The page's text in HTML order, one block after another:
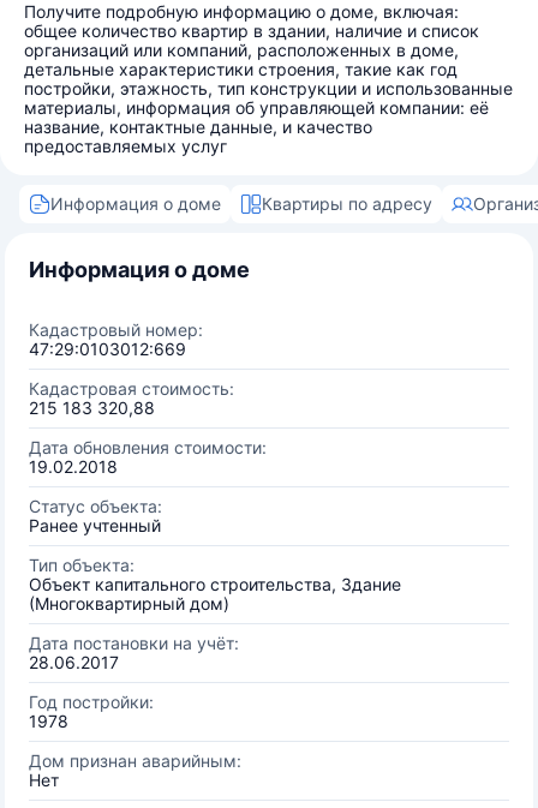
Получите подробную информацию о доме, включая:
общее количество квартир в здании, наличие и список
организаций или компаний, расположенных в доме,
детальные характеристики строения, такие как год
постройки, этажность, тип конструкции и использованные
материалы, информация об управляющей компании: её
название, контактные данные, и качество
предоставляемых услуг
Информация о доме Квартиры по адресу
Информация о доме
Кадастровый номер:
47:29:0103012:669
Кадастровая стоимость:
215 183 320,88
Дата обновления стоимости:
19.02.2018
Статус объекта:
Ранее учтенный
Тип объекта:
Объект капитального строительства, Здание
(Многоквартирный дом)
Дата постановки на учёт:
28.06.2017
Год постройки:
1978
Дом признан аварийным:
Нет